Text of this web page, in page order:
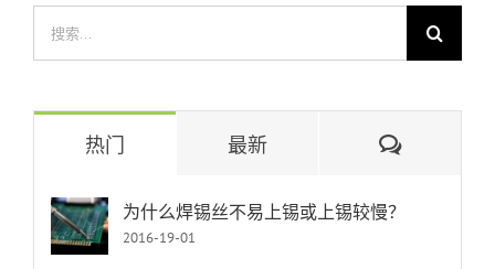
热门 最新
评
为什么焊锡丝不易上锡或上锡较慢？
2016-19-01